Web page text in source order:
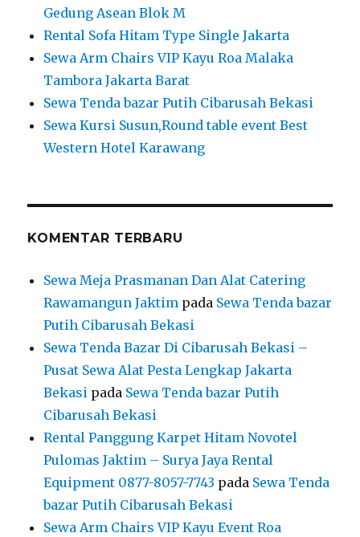
Gedung Asean Blok M
Rental Sofa Hitam Type Single Jakarta
Sewa Arm Chairs VIP Kayu Roa Malaka
Tambora Jakarta Barat
Sewa Tenda bazar Putih Cibarusah Bekasi
Sewa Kursi Susun,Round table event Best
Western Hotel Karawang
KOMENTAR TERBARU
Sewa Meja Prasmanan Dan Alat Catering
Rawamangun Jaktim pada Sewa Tenda bazar
Putih Cibarusah Bekasi
Sewa Tenda Bazar Di Cibarusah Bekasi –
Pusat Sewa Alat Pesta Lengkap Jakarta
Bekasi pada Sewa Tenda bazar Putih
Cibarusah Bekasi
Rental Panggung Karpet Hitam Novotel
Pulomas Jaktim – Surya Jaya Rental
Equipment 0877-8057-7743 pada Sewa Tenda
bazar Putih Cibarusah Bekasi
Sewa Arm Chairs VIP Kayu Event Roa